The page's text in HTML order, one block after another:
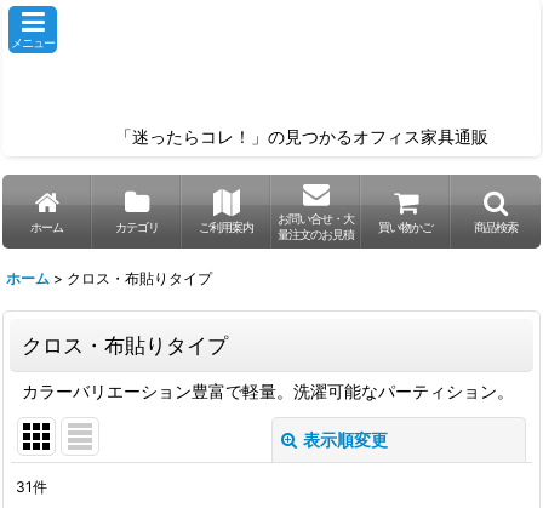
メニュー
「迷ったらコレ！」の見つかるオフィス家具通販
ホーム カテゴリ ご利用案内
お問い合せ・大
量注文のお見積
買い物かご 商品検索
ホーム > クロス・布貼りタイプ
クロス・布貼りタイプ
カラーバリエーション豊富で軽量。洗濯可能なパーティション。
表示順変更
31件